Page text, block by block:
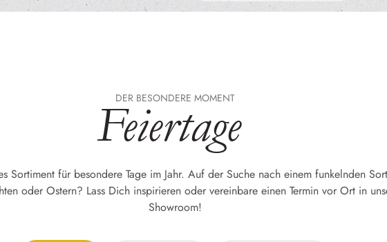
DER BESONDERE MOMENT
Feiertage
Sortiment für besondere Tage im Jahr. Auf der Suche nach einem funkelnden
oder Ostern? Lass Dich inspirieren oder vereinbare einen Termin vor Ort in
Showroom!